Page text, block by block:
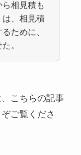
相見積も
、相見積
ために、
。
こちらの記事
ご覧くださ